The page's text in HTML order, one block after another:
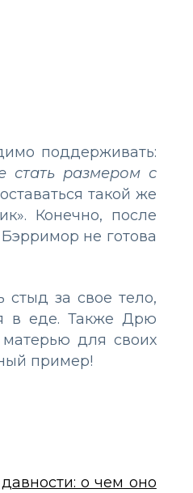
поддерживать:
стать размером с
такой же
Конечно, после
не готова
стыд за свое тело,
в еде. Также Дрю
для своих
пример!
о чем оно